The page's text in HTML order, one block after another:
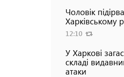
Чоловік
Харківському
12:10
У Харкові
складі
атаки